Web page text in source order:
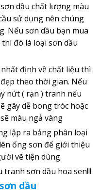
dầu chất lượng màu
sử dụng nên chúng
Nếu sơn dầu bạn mua
đó là loại sơn dầu
định về chất liệu thì
theo thời gian. Nếu
nứt ( rạn ) tranh nếu
gây dễ bong tróc hoặc
màu ngả vàng
lập ra bảng phân loại
ống sơn để giới thiệu
vẽ tiện dùng.
tranh sơn dầu hoa sen!!!
dầu